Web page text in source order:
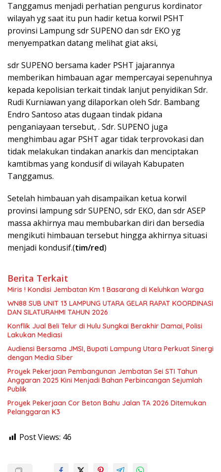
Tanggamus menjadi perhatian pengurus kordinator
wilayah yg saat itu pun hadir ketua korwil PSHT
provinsi Lampung sdr SUPENO dan sdr EKO yg
menyempatkan datang melihat giat aksi,
sdr SUPENO bersama kader PSHT jajarannya
memberikan himbauan agar mempercayai sepenuhnya
kepada kepolisian terkait tindak lanjut penyidikan Sdr.
Rudi Kurniawan yang dilaporkan oleh Sdr. Bambang
Endro Santoso atas dugaan tindak pidana
penganiayaan tersebut, . Sdr. SUPENO juga
menghimbau agar PSHT agar tidak terprovokasi dan
tidak melakukan tindakan anarkis dan menciptakan
kamtibmas yang kondusif di wilayah Kabupaten
Tanggamus.
Setelah himbauan yah disampaikan ketua korwil
provinsi lampung sdr SUPENO, sdr EKO, dan sdr ASEP
massa akhirnya mau membubarkan diri dan bersedia
mengikuti himbauan tersebut hingga akhirnya situasi
menjadi kondusif.(tim/red)
Berita Terkait
Miris ! Kondisi Jembatan Km 1 Basarang di Keluhkan Warga
WN88 SUB UNIT 13 LAMPUNG UTARA GELAR RAPAT KOORDINASI
DAN SILATURAHMI TAHUN 2026
Konflik Jual Beli Telur di Hulu Sungkai Berakhir Damai, Polisi
Lakukan Mediasi
Audiensi Bersama JMSI, Bupati Lampung Utara Perkuat Sinergi
dengan Media Siber
Proyek Pekerjaan Pembangunan Jembatan Sei STI Tahun
Anggaran 2025 Kini Menjadi Bahan Perbincangan Sejumlah
Publik
Proyek Pekerjaan Cor Beton Bahu Jalan TA 2026 Ditemukan
Pelanggaran K3
Post Views: 46